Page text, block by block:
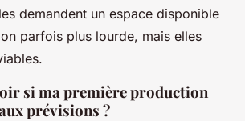
demandent un espace disponible
parfois plus lourde, mais elles
si ma première production
prévisions ?